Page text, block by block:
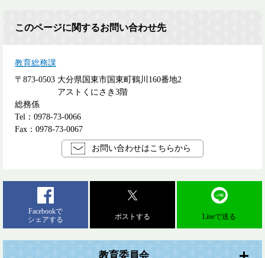
このページに関するお問い合わせ先
教育総務課
〒873-0503 大分県国東市国東町鶴川160番地2
アストくにさき3階
総務係
Tel：0978-73-0066
Fax：0978-73-0067
お問い合わせはこちらから
Facebookで
シェアする
ポストする Lineで送る
教育委員会